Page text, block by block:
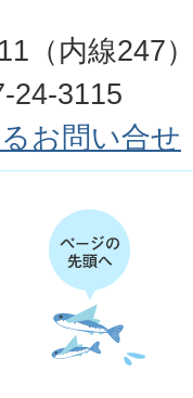
（内線247
24-3115
お問い合せ